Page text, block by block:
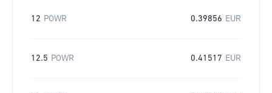
12 POWR 0.39856 EUR
12.5 POWR 0.41517 EUR